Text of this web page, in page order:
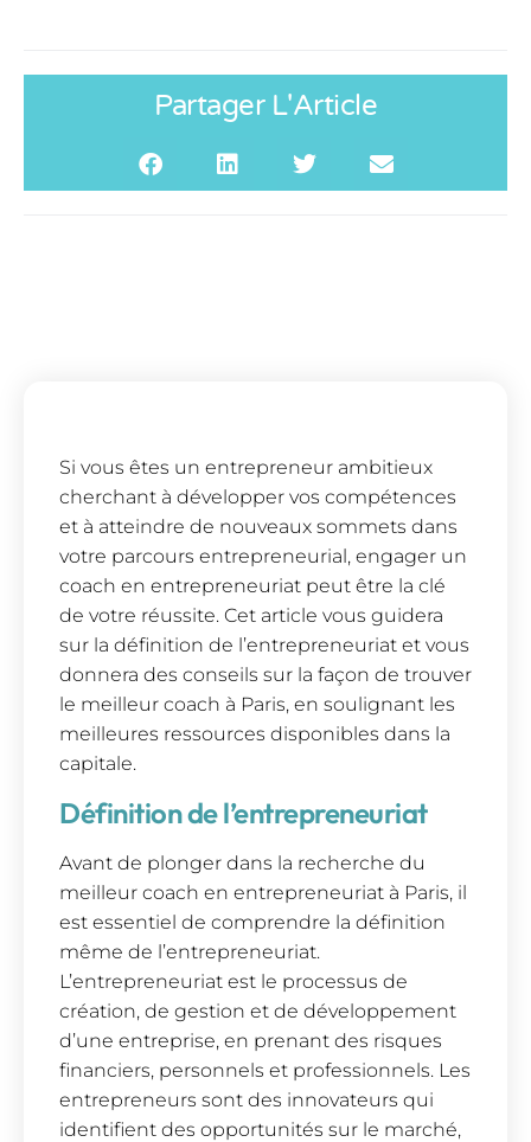
Partager L'Article
Si vous êtes un entrepreneur ambitieux
cherchant à développer vos compétences
et à atteindre de nouveaux sommets dans
votre parcours entrepreneurial, engager un
coach en entrepreneuriat peut être la clé
de votre réussite. Cet article vous guidera
sur la définition de l’entrepreneuriat et vous
donnera des conseils sur la façon de trouver
le meilleur coach à Paris, en soulignant les
meilleures ressources disponibles dans la
capitale.
Définition de l’entrepreneuriat
Avant de plonger dans la recherche du
meilleur coach en entrepreneuriat à Paris, il
est essentiel de comprendre la définition
même de l’entrepreneuriat.
L’entrepreneuriat est le processus de
création, de gestion et de développement
d’une entreprise, en prenant des risques
financiers, personnels et professionnels. Les
entrepreneurs sont des innovateurs qui
identifient des opportunités sur le marché,